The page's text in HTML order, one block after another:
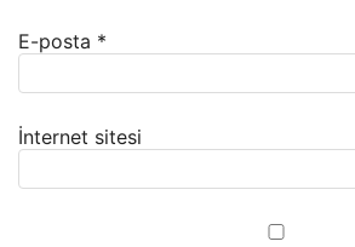
E-posta *
İnternet sitesi